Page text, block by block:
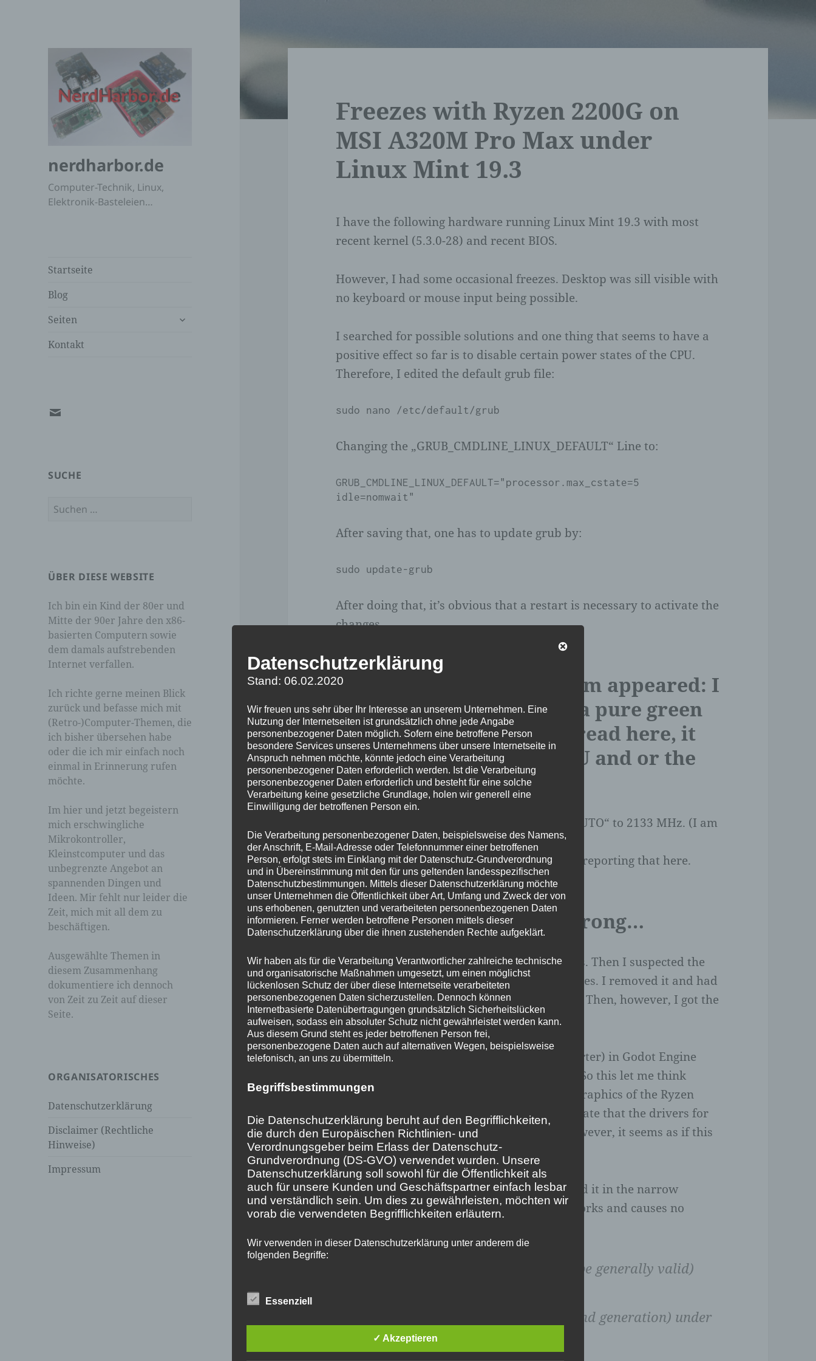
nerdharbor.de
Computer-Technik, Linux,
Elektronik-Basteleien…
Startseite
Blog
Seiten
untermenü
Kontakt
E-
den
SUCHE
Suchen
ÜBER DIESE WEBSITE
Ich bin ein Kind der 80er und
Mitte der 90er Jahre den x86-
basierten Computern sowie
dem damals aufstrebenden
Internet verfallen.
Ich richte gerne meinen Blick
zurück und befasse mich mit
(Retro-)Computer-Themen, die
ich bisher übersehen habe
oder die ich mir einfach noch
einmal in Erinnerung rufen
möchte.
Im hier und jetzt begeistern
mich erschwingliche
Mikrokontroller,
Kleinstcomputer und das
unbegrenzte Angebot an
spannenden Dingen und
Ideen. Mir fehlt nur leider die
Zeit, mich mit all dem zu
beschäftigen.
Ausgewählte Themen in
diesem Zusammenhang
dokumentiere ich dennoch
von Zeit zu Zeit auf dieser
Seite.
ORGANISATORISCHES
Datenschutzerklärung
Disclaimer (Rechtliche
Hinweise)
Impressum
Freezes with Ryzen 2200G on
MSI A320M Pro Max under
Linux Mint 19.3
I have the following hardware running Linux Mint 19.3 with most
recent kernel (5.3.0-28) and recent BIOS.
However, I had some occasional freezes. Desktop was sill visible with
no keyboard or mouse input being possible.
I searched for possible solutions and one thing that seems to have a
positive effect so far is to disable certain power states of the CPU.
Therefore, I edited the default grub file:
sudo nano /etc/default/grub
Changing the „GRUB_CMDLINE_LINUX_DEFAULT“ Line to:
GRUB_CMDLINE_LINUX_DEFAULT="processor.max_cstate=5
idle=nomwait"
After saving that, one has to update grub by:
sudo update-grub
After doing that, it’s obvious that a restart is necessary to activate the
changes.
However, another problem appeared: I
suffered from a crash to a pure green
screen with no text. As I read here, it
may be related to the GPU and or the
memory clock.
Due to this, I set memory frequency from „AUTO“ to 2133 MHz. (I am
using 2x 8 GB 2400MHz memory modules.)
I cannot say if that finally helps but I’ll keep reporting that here.
Update: No, no, no – all wrong…
In the meantime I again had sporadic freezes. Then I suspected the
USB-Hub I used to be the reason for the freezes. I removed it and had
several operating hours without any freezes. Then, however, I got the
decisive hint:
I opened an example Project (FirstPersonStarter) in Godot Engine
(3.2) and the machine crashed immediately. So this let me think
about things I’ve read about the integrated graphics of the Ryzen
2200G under Linux. Two year old postings state that the drivers for
the IGP of the Ryzens are quite unstable. However, it seems as if this
is still the case.
I digged for my old GeForce 560 Ti and placed it in the narrow
desktop case. So far – the example project works and causes no
My personal summary so far: (needn’t be generally valid)
The integrated graphics of the Ryzen (2nd generation) under
Linux is not stable at the moment.
Datenschutzerklärung
Stand: 06.02.2020
Wir freuen uns sehr über Ihr Interesse an unserem Unternehmen. Eine
Nutzung der Internetseiten ist grundsätzlich ohne jede Angabe
personenbezogener Daten möglich. Sofern eine betroffene Person
besondere Services unseres Unternehmens über unsere Internetseite in
Anspruch nehmen möchte, könnte jedoch eine Verarbeitung
personenbezogener Daten erforderlich werden. Ist die Verarbeitung
personenbezogener Daten erforderlich und besteht für eine solche
Verarbeitung keine gesetzliche Grundlage, holen wir generell eine
Einwilligung der betroffenen Person ein.
Die Verarbeitung personenbezogener Daten, beispielsweise des Namens,
der Anschrift, E-Mail-Adresse oder Telefonnummer einer betroffenen
Person, erfolgt stets im Einklang mit der Datenschutz-Grundverordnung
und in Übereinstimmung mit den für uns geltenden landesspezifischen
Datenschutzbestimmungen. Mittels dieser Datenschutzerklärung möchte
unser Unternehmen die Öffentlichkeit über Art, Umfang und Zweck der von
uns erhobenen, genutzten und verarbeiteten personenbezogenen Daten
informieren. Ferner werden betroffene Personen mittels dieser
Datenschutzerklärung über die ihnen zustehenden Rechte aufgeklärt.
Wir haben als für die Verarbeitung Verantwortlicher zahlreiche technische
und organisatorische Maßnahmen umgesetzt, um einen möglichst
lückenlosen Schutz der über diese Internetseite verarbeiteten
personenbezogenen Daten sicherzustellen. Dennoch können
Internetbasierte Datenübertragungen grundsätzlich Sicherheitslücken
aufweisen, sodass ein absoluter Schutz nicht gewährleistet werden kann.
Aus diesem Grund steht es jeder betroffenen Person frei,
personenbezogene Daten auch auf alternativen Wegen, beispielsweise
telefonisch, an uns zu übermitteln.
Begriffsbestimmungen
Die Datenschutzerklärung beruht auf den Begrifflichkeiten,
die durch den Europäischen Richtlinien- und
Verordnungsgeber beim Erlass der Datenschutz-
Grundverordnung (DS-GVO) verwendet wurden. Unsere
Datenschutzerklärung soll sowohl für die Öffentlichkeit als
auch für unsere Kunden und Geschäftspartner einfach lesbar
und verständlich sein. Um dies zu gewährleisten, möchten wir
vorab die verwendeten Begrifflichkeiten erläutern.
Wir verwenden in dieser Datenschutzerklärung unter anderem die
folgenden Begriffe:
Personenbezogene Daten sind alle Informationen, die sich
Essenziell
✓ Akzeptieren